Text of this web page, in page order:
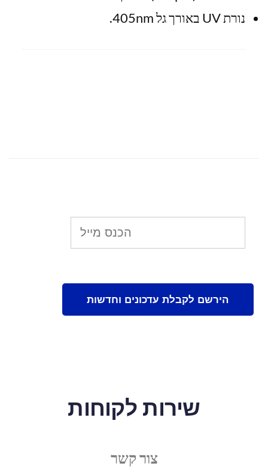
נורת UV באורך גל 405nm.
שירות לקוחות
צור קשר